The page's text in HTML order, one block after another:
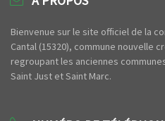
Bienvenue sur le site officiel de la
Cantal (15320), commune nouvelle
regroupant les anciennes
Saint Just et Saint Marc.